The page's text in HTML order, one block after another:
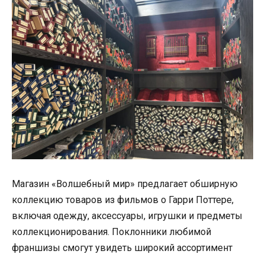
Магазин «Волшебный мир» предлагает обширную
коллекцию товаров из фильмов о Гарри Поттере,
включая одежду, аксессуары, игрушки и предметы
коллекционирования. Поклонники любимой
франшизы смогут увидеть широкий ассортимент